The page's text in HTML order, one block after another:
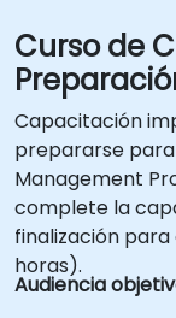
Curso de
Capacitación
prepararse para
Management
complete la
finalización
horas).
Audiencia